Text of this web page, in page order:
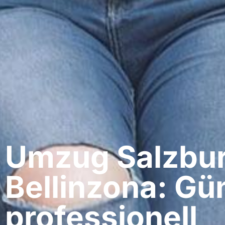
Umzug
Bellinzona:
professionell​